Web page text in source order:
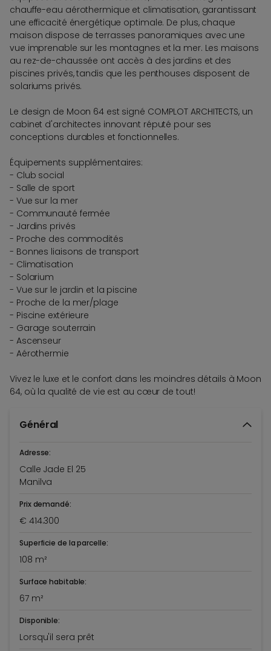
chauffe-eau aérothermique et climatisation, garantissant
une efficacité énergétique optimale. De plus, chaque
maison dispose de terrasses panoramiques avec une
vue imprenable sur les montagnes et la mer. Les maisons
au rez-de-chaussée ont accès à des jardins et des
piscines privés, tandis que les penthouses disposent de
solariums privés.
Le design de Moon 64 est signé COMPLOT ARCHITECTS, un
cabinet d'architectes innovant réputé pour ses
conceptions durables et fonctionnelles.
Équipements supplémentaires:
- Club social
- Salle de sport
- Vue sur la mer
- Communauté fermée
- Jardins privés
- Proche des commodités
- Bonnes liaisons de transport
- Climatisation
- Solarium
- Vue sur le jardin et la piscine
- Proche de la mer/plage
- Piscine extérieure
- Garage souterrain
- Ascenseur
- Aérothermie
Vivez le luxe et le confort dans les moindres détails à Moon
64, où la qualité de vie est au cœur de tout!
Général
Adresse:
Calle Jade El 25
Manilva
Prix demandé:
€ 414.300
Superficie de la parcelle:
108 m²
Surface habitable:
67 m²
Disponible:
Lorsqu'il sera prêt